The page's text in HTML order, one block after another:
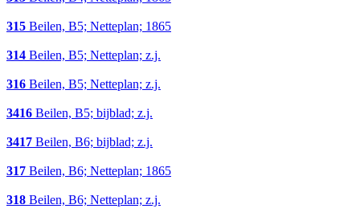
315 Beilen, B5; Netteplan; 1865
314 Beilen, B5; Netteplan; z.j.
316 Beilen, B5; Netteplan; z.j.
3416 Beilen, B5; bijblad; z.j.
3417 Beilen, B6; bijblad; z.j.
317 Beilen, B6; Netteplan; 1865
318 Beilen, B6; Netteplan; z.j.